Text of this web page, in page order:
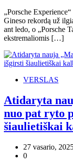
„Porsche
Gineso rekordą už
ant ledo, o „Porsche
ekstremaliomis […]
VERSLAS
Atidaryta
nuo pat ryto
šiaulietiškai
27 vasario,
0